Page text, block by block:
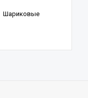
Шариковые